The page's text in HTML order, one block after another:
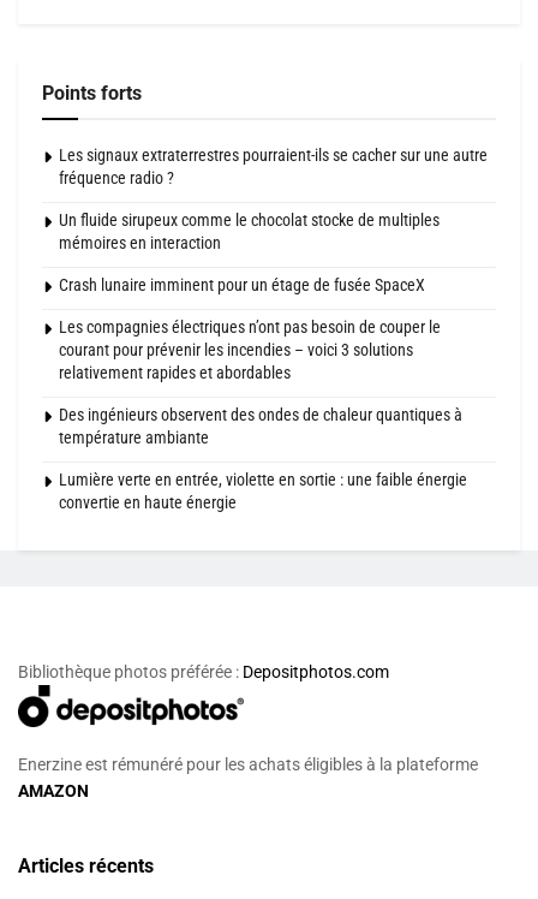
Points forts
Les signaux extraterrestres pourraient-ils se cacher sur une autre
fréquence radio ?
Un fluide sirupeux comme le chocolat stocke de multiples
mémoires en interaction
Crash lunaire imminent pour un étage de fusée SpaceX
Les compagnies électriques n’ont pas besoin de couper le
courant pour prévenir les incendies – voici 3 solutions
relativement rapides et abordables
Des ingénieurs observent des ondes de chaleur quantiques à
température ambiante
Lumière verte en entrée, violette en sortie : une faible énergie
convertie en haute énergie
Bibliothèque photos préférée : Depositphotos.com
Enerzine est rémunéré pour les achats éligibles à la plateforme
AMAZON
Articles récents